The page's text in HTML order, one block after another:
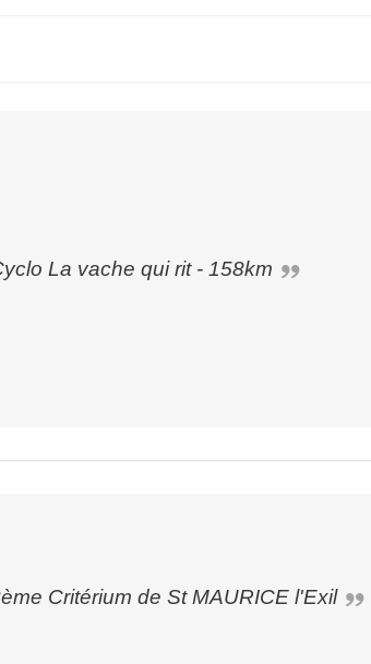
Cyclo La vache qui rit - 158km
3ème Critérium de St MAURICE l'Exil